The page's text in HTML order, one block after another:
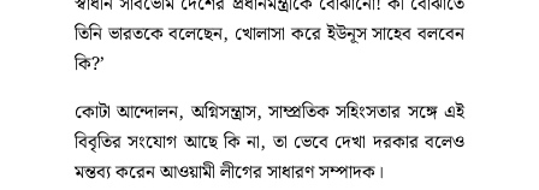
তিনি ভারতকে বলেছেন, খোলাসা করে ইউনূস সাহেব বলবেন
কি?’
কোটা আন্দোলন, অগ্নিসন্ত্রাস, সাম্প্রতিক সহিংসতার সঙ্গে এই
বিবৃতির সংযোগ আছে কি না, তা ভেবে দেখা দরকার বলেও
মন্তব্য করেন আওয়ামী লীগের সাধারণ সম্পাদক।